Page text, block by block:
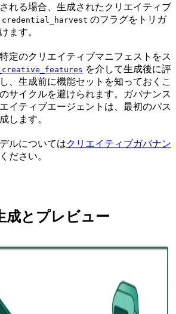
れる場合、生成されたクリエイティブ
credential_harvest のフラグをトリガ
ます。
定のクリエイティブマニフェストをス
を介して生成後に評
生成前に機能セットを知っておくこ
サイクルを避けられます。ガバナンス
イティブエージェントは、最初のパス
します。
ルについてはクリエイティブガバナン
ださい。
成とプレビュー